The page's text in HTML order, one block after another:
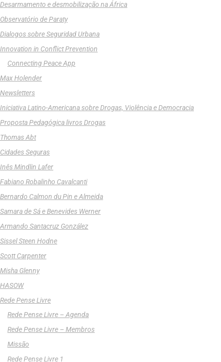
Desarmamento e desmobilização na África
Observatório de Paraty
Dialogos sobre Seguridad Urbana
Innovation in Conflict Prevention
Connecting Peace App
Max Holender
Newsletters
Iniciativa Latino-Americana sobre Drogas, Violência e Democracia
Proposta Pedagógica livros Drogas
Thomas Abt
Cidades Seguras
Inês Mindlin Lafer
Fabiano Robalinho Cavalcanti
Bernardo Calmon du Pin e Almeida
Samara de Sá e Benevides Werner
Armando Santacruz González
Sissel Steen Hodne
Scott Carpenter
Misha Glenny
HASOW
Rede Pense Livre
Rede Pense Livre – Agenda
Rede Pense Livre – Membros
Missão
Rede Pense Livre 1